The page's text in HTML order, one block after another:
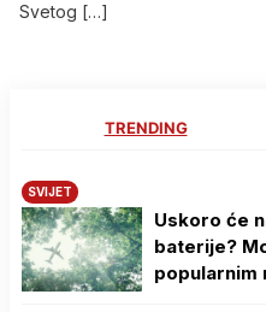
Svetog […]
TRENDING
SVIJET
Uskoro će
baterije?
popularnim